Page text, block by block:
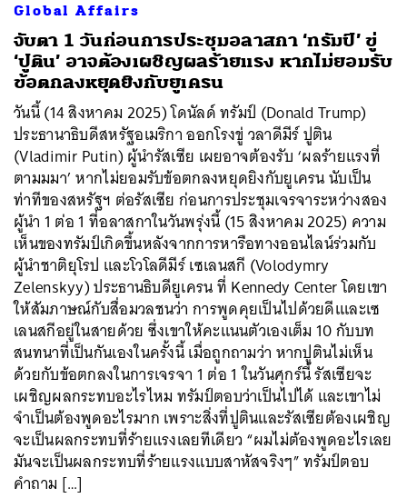
Global Affairs
จับตา 1 วันก่อนการประชุมอลาสกา ‘ทรัมป์’ ขู่
‘ปูติน’ อาจต้องเผชิญผลร้ายแรง หากไม่ยอมรับ
ข้อตกลงหยุดยิงกับยูเครน
วันนี้ (14 สิงหาคม 2025) โดนัลด์ ทรัมป์ (Donald Trump)
ประธานาธิบดีสหรัฐอเมริกา ออกโรงขู่ วลาดีมีร์ ปูติน
(Vladimir Putin) ผู้นำรัสเซีย เผยอาจต้องรับ ‘ผลร้ายแรงที่
ตามมมา’ หากไม่ยอมรับข้อตกลงหยุดยิงกับยูเครน นับเป็น
ท่าทีของสหรัฐฯ ต่อรัสเซีย ก่อนการประชุมเจรจาระหว่างสอง
ผู้นำ 1 ต่อ 1 ที่อลาสกาในวันพรุ่งนี้ (15 สิงหาคม 2025) ความ
เห็นของทรัมป์เกิดขึ้นหลังจากการหารือทางออนไลน์ร่วมกับ
ผู้นำชาติยุโรป และโวโลดีมีร์ เซเลนสกี (Volodymry
Zelenskyy) ประธานธิบดียูเครน ที่ Kennedy Center โดยเขา
ให้สัมภาษณ์กับสื่อมวลชนว่า การพูดคุยเป็นไปด้วยดีเและเซ
เลนสกีอยู่ในสายด้วย ซึ่งเขาให้คะแนนตัวเองเต็ม 10 กับบท
สนทนาที่เป็นกันเองในครั้งนี้ เมื่อถูกถามว่า หากปูตินไม่เห็น
ด้วยกับข้อตกลงในการเจรจา 1 ต่อ 1 ในวันศุกร์นี้ รัสเซียจะ
เผชิญผลกระทบอะไรไหม ทรัมป์ตอบว่าเป็นไปได้ และเขาไม่
จำเป็นต้องพูดอะไรมาก เพราะสิ่งที่ปูตินและรัสเซียต้องเผชิญ
จะเป็นผลกระทบที่ร้ายแรงเลยทีเดียว “ผมไม่ต้องพูดอะไรเลย
มันจะเป็นผลกระทบที่ร้ายแรงแบบสาหัสจริงๆ” ทรัมป์ตอบ
คำถาม […]